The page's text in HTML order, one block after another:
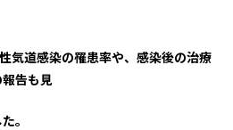
気道感染の罹患率や、感染後の治療
告も見
。